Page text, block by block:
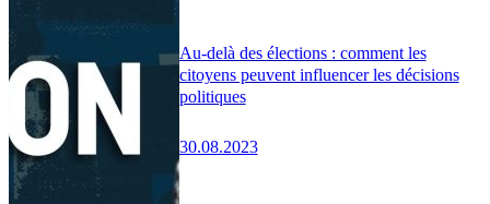
Au-delà des élections : comment les
citoyens peuvent influencer les décisions
politiques
30.08.2023